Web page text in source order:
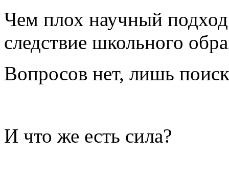
Чем плох научный
следствие школьного
Вопросов нет, лишь
И что же есть сила?